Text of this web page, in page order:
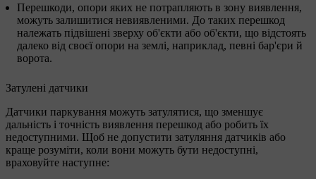
Перешкоди, опори яких не потрапляють в зону виявлення,
можуть залишитися невиявленими. До таких перешкод
належать підвішені зверху об'єкти або об'єкти, що відстоять
далеко від своєї опори на землі, наприклад, певні бар'єри й
ворота.
Затулені датчики
Датчики паркування можуть затулятися, що зменшує
дальність і точність виявлення перешкод або робить їх
недоступними. Щоб не допустити затуляння датчиків або
краще розуміти, коли вони можуть бути недоступні,
враховуйте наступне: